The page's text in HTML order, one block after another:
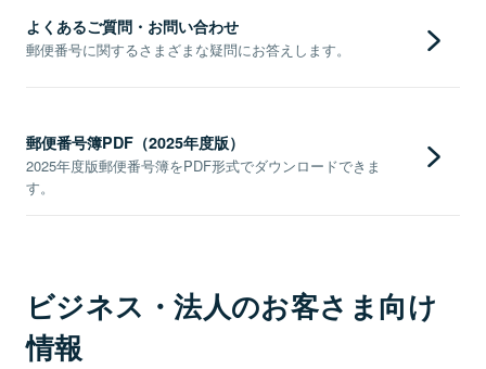
よくあるご質問・お問い合わせ
郵便番号に関するさまざまな疑問にお答えします。
郵便番号簿PDF（2025年度版）
2025年度版郵便番号簿をPDF形式でダウンロードできま
す。
ビジネス・法人のお客さま向け
情報